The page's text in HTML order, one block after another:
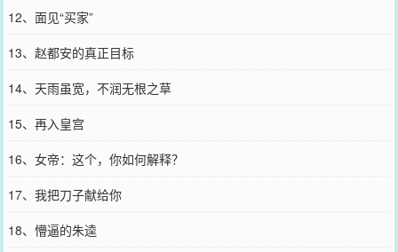
12、面见“买家”
13、赵都安的真正目标
14、天雨虽宽，不润无根之草
15、再入皇宫
16、女帝：这个，你如何解释？
17、我把刀子献给你
18、懵逼的朱逵